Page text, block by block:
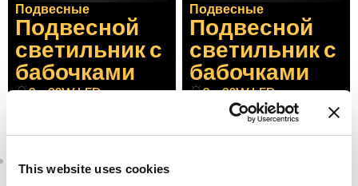
This website uses cookies
Подвесные
Подвесной
светильник с
бабочками
2 x 30W LED
Подвесные
Подвесной
светильник с
бабочками
2 x 30W LED
50cmx 50cmx 95cm